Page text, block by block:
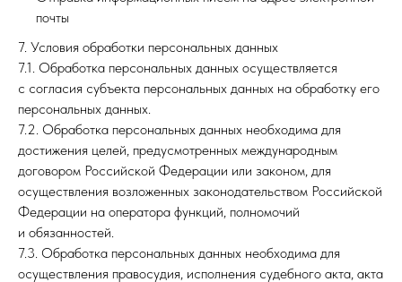
почты
7. Условия обработки персональных данных
7.1. Обработка персональных данных осуществляется
с согласия субъекта персональных данных на обработку его
персональных данных.
7.2. Обработка персональных данных необходима для
достижения целей, предусмотренных международным
договором Российской Федерации или законом, для
осуществления возложенных законодательством Российской
Федерации на оператора функций, полномочий
и обязанностей.
7.3. Обработка персональных данных необходима для
осуществления правосудия, исполнения судебного акта, акта